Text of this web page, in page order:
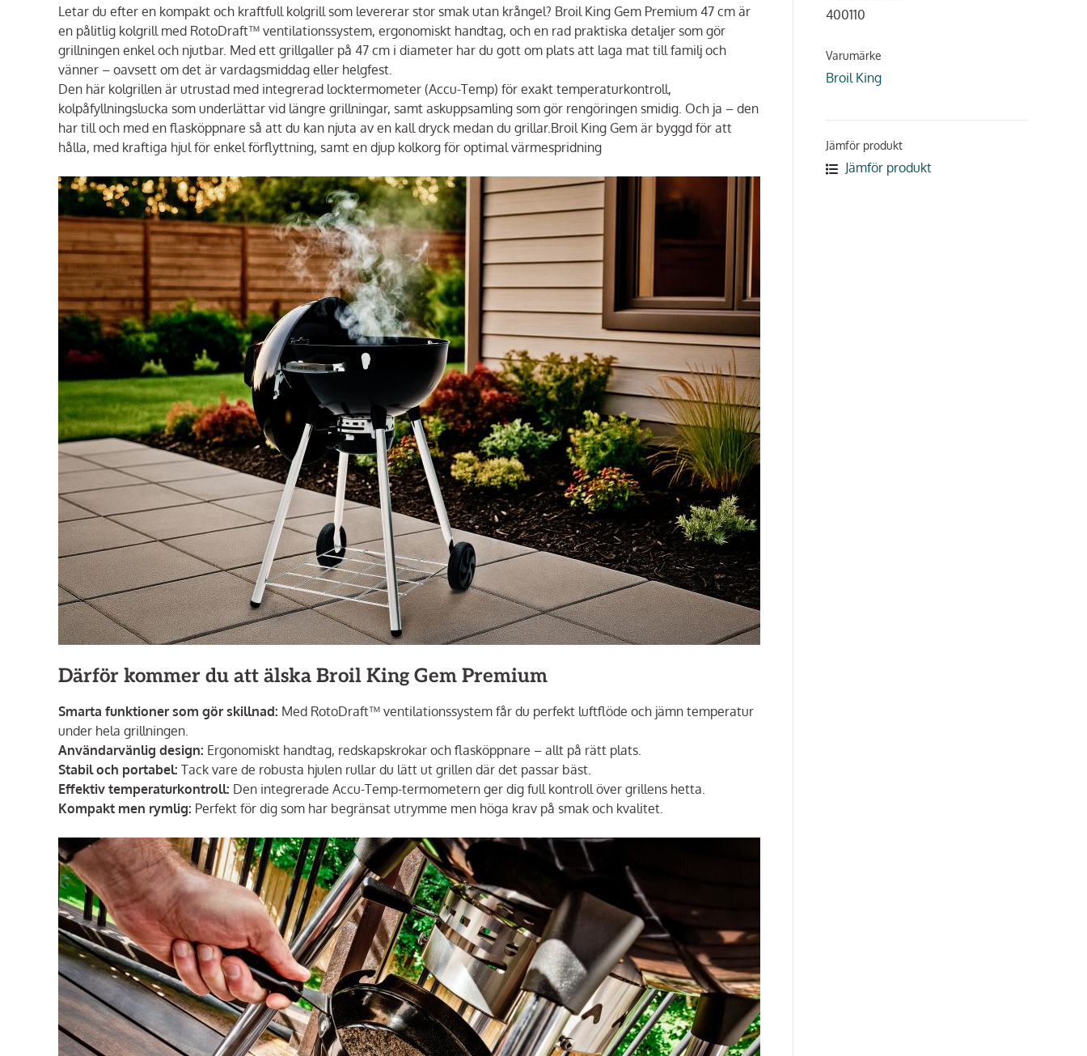
Letar du efter en kompakt och kraftfull kolgrill som levererar stor smak utan krångel? Broil King Gem Premium 47 cm är
en pålitlig kolgrill med RotoDraft™ ventilationssystem, ergonomiskt handtag, och en rad praktiska detaljer som gör
grillningen enkel och njutbar. Med ett grillgaller på 47 cm i diameter har du gott om plats att laga mat till familj och
vänner – oavsett om det är vardagsmiddag eller helgfest.
Den här kolgrillen är utrustad med integrerad locktermometer (Accu-Temp) för exakt temperaturkontroll,
kolpåfyllningslucka som underlättar vid längre grillningar, samt askuppsamling som gör rengöringen smidig. Och ja – den
har till och med en flasköppnare så att du kan njuta av en kall dryck medan du grillar.Broil King Gem är byggd för att
hålla, med kraftiga hjul för enkel förflyttning, samt en djup kolkorg för optimal värmespridning
Därför kommer du att älska Broil King Gem Premium
Smarta funktioner som gör skillnad: Med RotoDraft™ ventilationssystem får du perfekt luftflöde och jämn temperatur
under hela grillningen.
Användarvänlig design: Ergonomiskt handtag, redskapskrokar och flasköppnare – allt på rätt plats.
Stabil och portabel: Tack vare de robusta hjulen rullar du lätt ut grillen där det passar bäst.
Effektiv temperaturkontroll: Den integrerade Accu-Temp-termometern ger dig full kontroll över grillens hetta.
Kompakt men rymlig: Perfekt för dig som har begränsat utrymme men höga krav på smak och kvalitet.
400110
Varumärke
Broil King
Jämför produkt
Jämför produkt